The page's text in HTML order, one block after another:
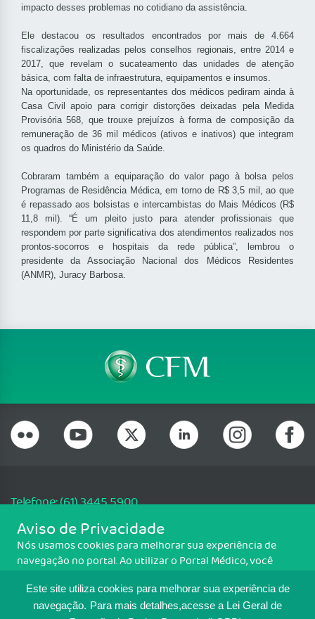
Este site utiliza cookies para melhorar sua experiência de
navegação. Para mais detalhes,acesse a Lei Geral de
impacto desses problemas no cotidiano da assistência.
Ele destacou os resultados encontrados por mais de 4.664
fiscalizações realizadas pelos conselhos regionais, entre 2014 e
2017, que revelam o sucateamento das unidades de atenção
básica, com falta de infraestrutura, equipamentos e insumos.
Na oportunidade, os representantes dos médicos pediram ainda à
Casa Civil apoio para corrigir distorções deixadas pela Medida
Provisória 568, que trouxe prejuízos à forma de composição da
remuneração de 36 mil médicos (ativos e inativos) que integram
os quadros do Ministério da Saúde.
Cobraram também a equiparação do valor pago à bolsa pelos
Programas de Residência Médica, em torno de R$ 3,5 mil, ao que
é repassado aos bolsistas e intercambistas do Mais Médicos (R$
11,8 mil). “É um pleito justo para atender profissionais que
respondem por parte significativa dos atendimentos realizados nos
prontos-socorros e hospitais da rede pública”, lembrou o
presidente da Associação Nacional dos Médicos Residentes
(ANMR), Juracy Barbosa.
Telefone: (61) 3445 5900
Email: cfm@portalmedico.org.br
SGAS 616, Conjunto D, Lote 115, L2 Sul, Brasília/DF - CEP: 70200-760 -
CNPJ: 33.583.550/0001-30
MAPA DO SITE
Aviso de Privacidade
Nós usamos cookies para melhorar sua experiência de
navegação no portal. Ao utilizar o Portal Médico, você
Para ter mais informações sobre como isso é feito, acesse
Política de cookies. Se você concorda, clique em ACEITO.